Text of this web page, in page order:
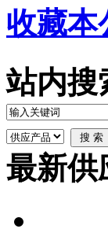
收藏本
站内搜
最新供